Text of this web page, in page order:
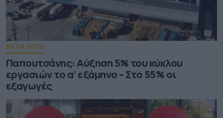
05.08.2026
Παπουτσάνης: Αύξηση 5% του κύκλου
εργασιών το α’ εξάμηνο – Στο 55% οι
εξαγωγές